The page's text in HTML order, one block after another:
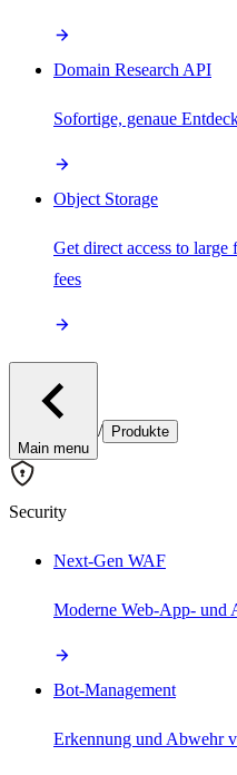
Domain Research API
Sofortige, genaue
Object Storage
Get direct access to large
fees
Main menu
/ Produkte
Security
Next-Gen WAF
Moderne Web-App- und
Bot-Management
Erkennung und Abwehr